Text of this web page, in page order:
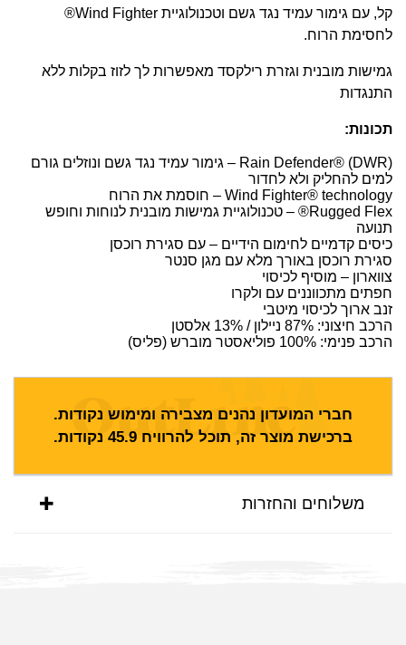
קל, עם גימור עמיד נגד גשם וטכנולוגיית Wind Fighter®
לחסימת הרוח.
גמישות מובנית וגזרת רילקסד מאפשרות לך לזוז בקלות ללא
התנגדות
תכונות:
Rain Defender® (DWR) – גימור עמיד נגד גשם ונוזלים גורם
למים להחליק ולא לחדור
Wind Fighter® technology – חוסמת את הרוח
Rugged Flex® – טכנולוגיית גמישות מובנית לנוחות וחופש
תנועה
כיסים קדמיים לחימום הידיים – עם סגירת רוכסן
סגירת רוכסן באורך מלא עם מגן סנטר
צווארון – מוסיף לכיסוי
חפתים מתכווננים עם ולקרו
זנב ארוך לכיסוי מיטבי
הרכב חיצוני: 87% ניילון / 13% אלסטן
הרכב פנימי: 100% פוליאסטר מוברש (פליס)
חברי המועדון נהנים מצבירה ומימוש נקודות.
ברכישת מוצר זה, תוכל להרוויח 45.9 נקודות.
משלוחים והחזרות